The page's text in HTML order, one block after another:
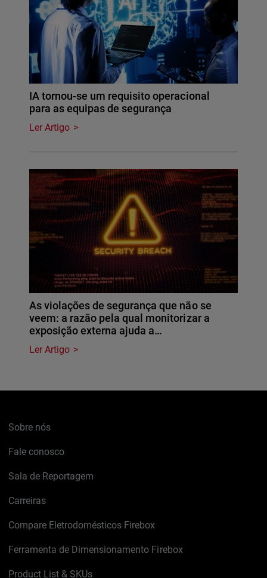
IA tornou-se um requisito operacional
para as equipas de segurança
Ler Artigo
As violações de segurança que não se
veem: a razão pela qual monitorizar a
exposição externa ajuda a…
Ler Artigo
Sobre nós
Fale conosco
Sala de Reportagem
Carreiras
Compare Eletrodomésticos Firebox
Ferramenta de Dimensionamento Firebox
Product List & SKUs